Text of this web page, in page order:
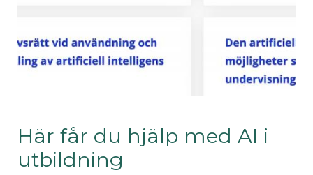
Här får du hjälp med AI i
utbildning